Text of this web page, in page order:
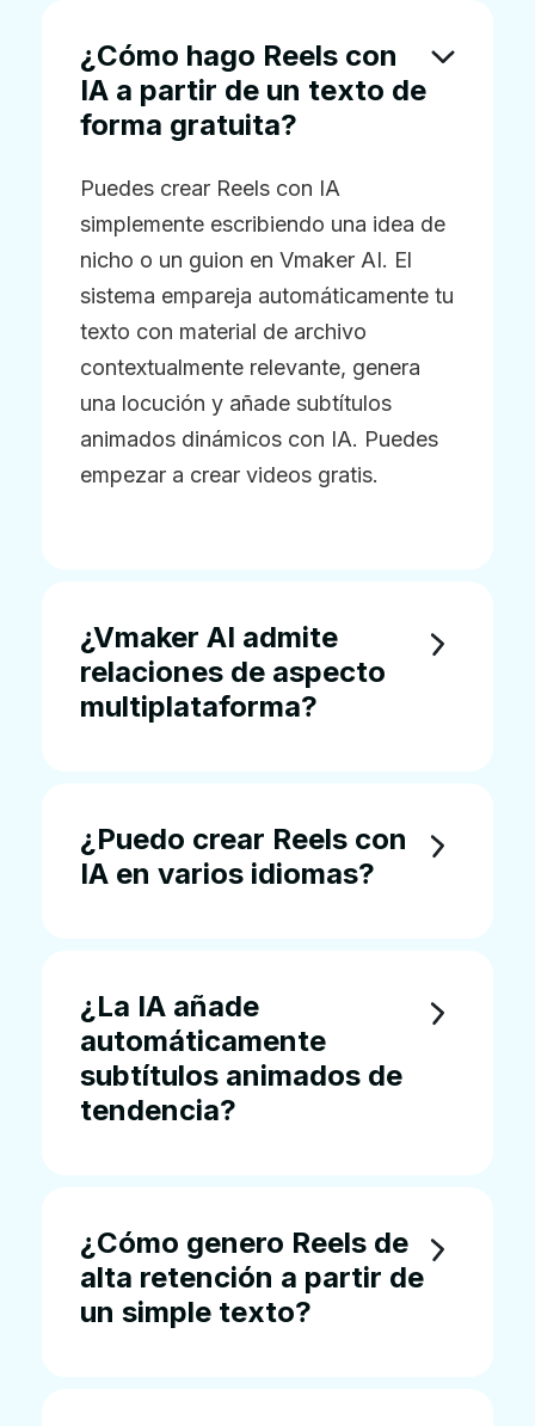
¿Cómo hago Reels con
IA a partir de un texto de
forma gratuita?
Puedes crear Reels con IA
simplemente escribiendo una idea de
nicho o un guion en Vmaker AI. El
sistema empareja automáticamente tu
texto con material de archivo
contextualmente relevante, genera
una locución y añade subtítulos
animados dinámicos con IA. Puedes
empezar a crear videos gratis.
¿Vmaker AI admite
relaciones de aspecto
multiplataforma?
¿Puedo crear Reels con
IA en varios idiomas?
¿La IA añade
automáticamente
subtítulos animados de
tendencia?
¿Cómo genero Reels de
alta retención a partir de
un simple texto?